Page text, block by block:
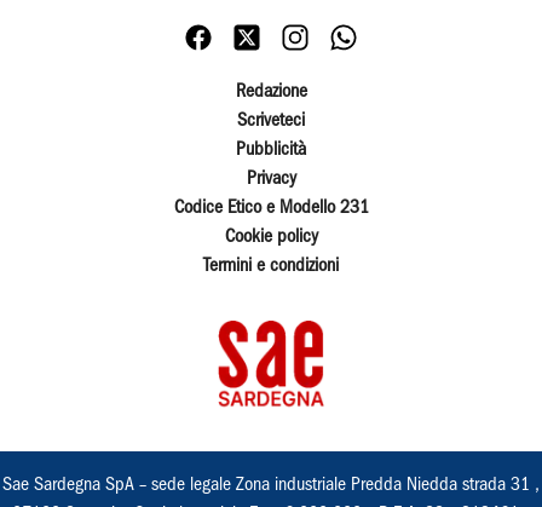
Redazione
Scriveteci
Pubblicità
Privacy
Codice Etico e Modello 231
Cookie policy
Termini e condizioni
Sae Sardegna SpA – sede legale Zona industriale Predda Niedda strada 31 ,